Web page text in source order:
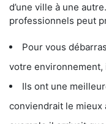
d’une ville à une
professionnels peut
Pour vous
votre environnement,
Ils ont une
conviendrait le mieux